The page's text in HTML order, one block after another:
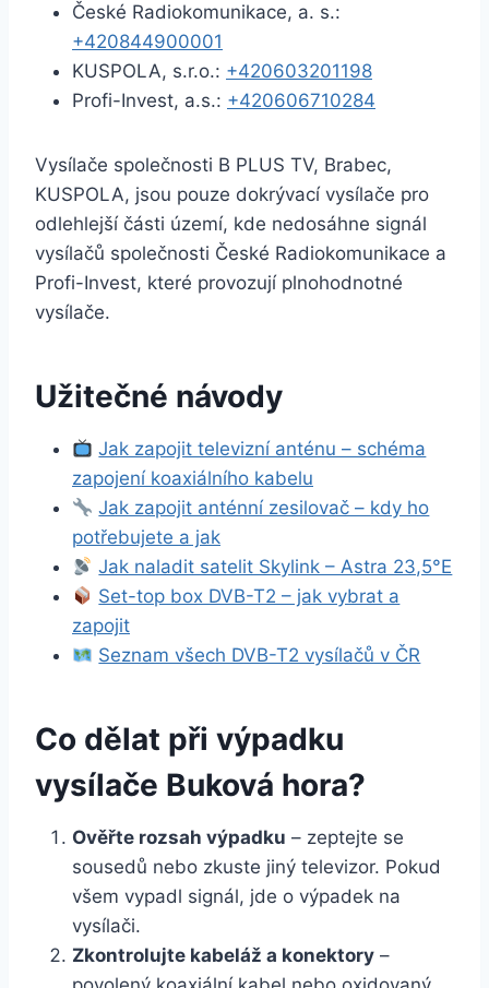
České Radiokomunikace, a. s.:
+420844900001
KUSPOLA, s.r.o.: +420603201198
Profi-Invest, a.s.: +420606710284
Vysílače společnosti B PLUS TV, Brabec,
KUSPOLA, jsou pouze dokrývací vysílače pro
odlehlejší části území, kde nedosáhne signál
vysílačů společnosti České Radiokomunikace a
Profi-Invest, které provozují plnohodnotné
vysílače.
Užitečné návody
Jak zapojit televizní anténu – schéma
zapojení koaxiálního kabelu
Jak zapojit anténní zesilovač – kdy ho
potřebujete a jak
Jak naladit satelit Skylink – Astra 23,5°E
Set-top box DVB-T2 – jak vybrat a
zapojit
Seznam všech DVB-T2 vysílačů v ČR
Co dělat při výpadku
vysílače Buková hora?
Ověřte rozsah výpadku – zeptejte se
sousedů nebo zkuste jiný televizor. Pokud
všem vypadl signál, jde o výpadek na
vysílači.
Zkontrolujte kabeláž a konektory –